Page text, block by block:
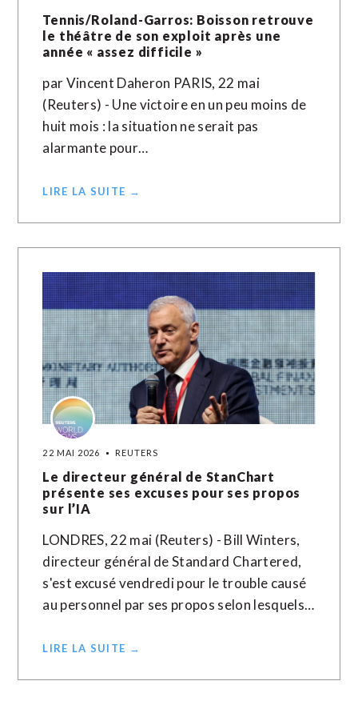
Tennis/Roland-Garros: Boisson retrouve
le théâtre de son exploit après une
année « assez difficile »
par Vincent Daheron PARIS, 22 mai
(Reuters) - Une victoire en un peu moins de
huit mois : la situation ne serait pas
alarmante pour…
LIRE LA SUITE →
22 MAI 2026 REUTERS
Le directeur général de StanChart
présente ses excuses pour ses propos
sur l’IA
LONDRES, 22 mai (Reuters) - Bill Winters,
directeur général de Standard Chartered,
s'est excusé vendredi pour le trouble causé
au personnel par ses propos selon lesquels…
LIRE LA SUITE →